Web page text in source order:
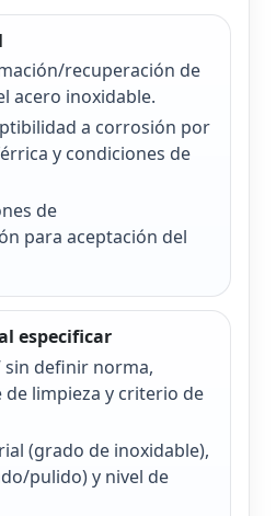
recuperación de
acero inoxidable.
a corrosión por
y condiciones de
de
para aceptación del
especificar
sin definir norma,
de limpieza y criterio de
(grado de inoxidable),
pulido) y nivel de